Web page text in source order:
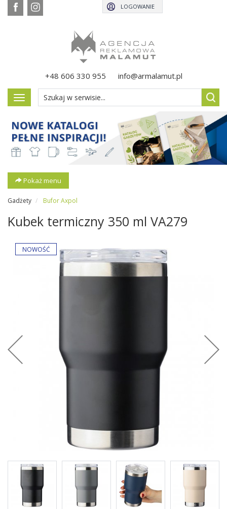
+48 606 330 955 info@armalamut.pl
LOGOWANIE
Pokaż
menu
Pokaż menu
Gadżety Bufor Axpol
Kubek termiczny 350 ml VA279